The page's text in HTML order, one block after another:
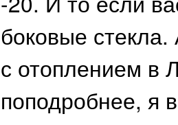
боковые
с отоплением в
поподробнее, я